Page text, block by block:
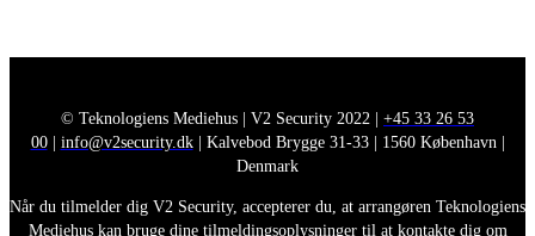
© Teknologiens Mediehus | V2 Security 2022 | +45 33 26 53
00| info@v2security.dk| Kalvebod Brygge 31-33 | 1560 København |
Denmark
Når du tilmelder dig V2 Security, accepterer du, at arrangøren Teknologiens
Mediehus kan bruge dine tilmeldingsoplysninger til at kontakte dig om